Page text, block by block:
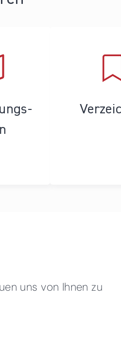
uns von Ihnen zu